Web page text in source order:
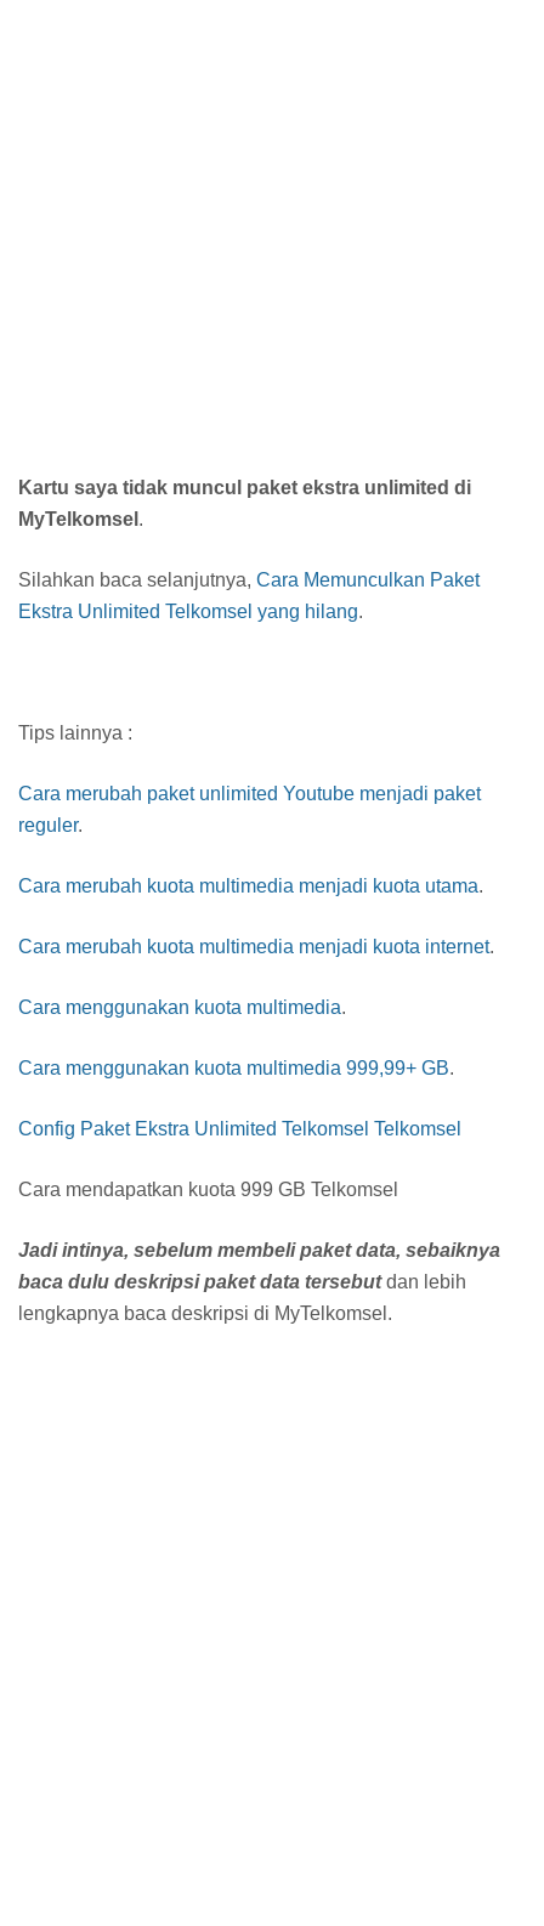
Kartu saya tidak muncul paket ekstra unlimited di
MyTelkomsel .
Silahkan baca selanjutnya, Cara Memunculkan Paket
Ekstra Unlimited Telkomsel yang hilang.
Tips lainnya :
Cara merubah paket unlimited Youtube menjadi paket
reguler.
Cara merubah kuota multimedia menjadi kuota utama.
Cara merubah kuota multimedia menjadi kuota internet.
Cara menggunakan kuota multimedia.
Cara menggunakan kuota multimedia 999,99+ GB.
Config Paket Ekstra Unlimited Telkomsel Telkomsel
Cara mendapatkan kuota 999 GB Telkomsel
Jadi intinya, sebelum membeli paket data, sebaiknya
baca dulu deskripsi paket data tersebutdan lebih
lengkapnya baca deskripsi di MyTelkomsel.